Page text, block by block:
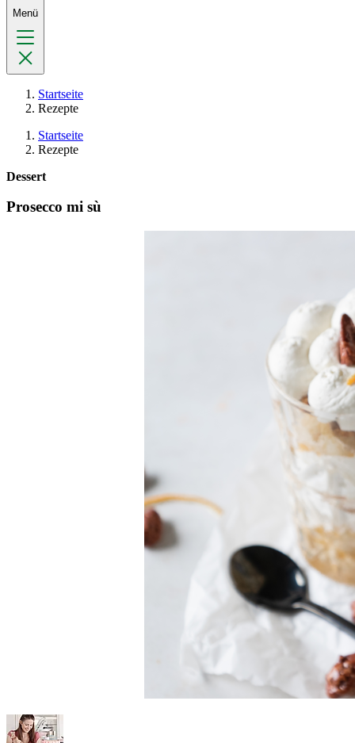
Menü
Startseite
Rezepte
Startseite
Rezepte
Dessert
Prosecco mi sù